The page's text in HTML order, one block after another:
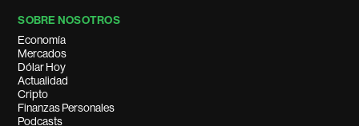
SOBRE NOSOTROS
Economía
Mercados
Dólar Hoy
Actualidad
Cripto
Finanzas Personales
Podcasts